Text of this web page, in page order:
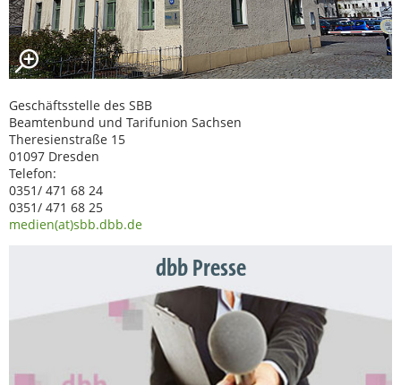
Geschäftsstelle des SBB
Beamtenbund und Tarifunion Sachsen
Theresienstraße 15
01097 Dresden
Telefon:
0351/ 471 68 24
0351/ 471 68 25
medien(at)sbb.dbb.de
dbb Presse